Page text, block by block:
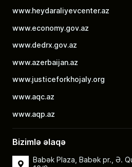
www.heydaraliyevcenter.az
www.economy.gov.az
www.dedrx.gov.az
www.azerbaijan.az
www.justiceforkhojaly.org
www.aqc.az
www.aqp.az
Bizimlə əlaqə
Babək Plaza, Babək pr., Ə.